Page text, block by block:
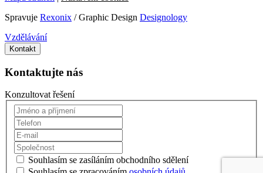
Spravuje Rexonix / Graphic Design Designology
Vzdělávání
Kontakt
Kontaktujte nás
Konzultovat řešení
Souhlasím se zasíláním obchodního sdělení